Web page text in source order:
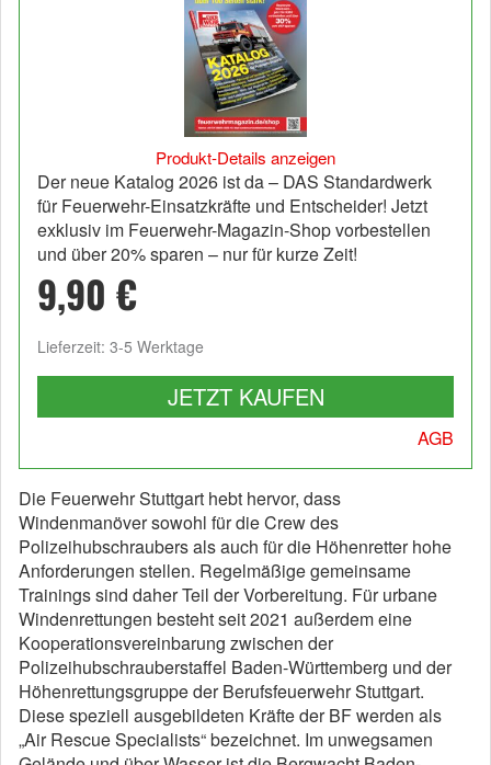
Produkt-Details anzeigen
Der neue Katalog 2026 ist da – DAS Standardwerk
für Feuerwehr-Einsatzkräfte und Entscheider! Jetzt
exklusiv im Feuerwehr-Magazin-Shop vorbestellen
und über 20% sparen – nur für kurze Zeit!
9,90 €
Lieferzeit: 3-5 Werktage
JETZT KAUFEN
AGB
Die Feuerwehr Stuttgart hebt hervor, dass
Windenmanöver sowohl für die Crew des
Polizeihubschraubers als auch für die Höhenretter hohe
Anforderungen stellen. Regelmäßige gemeinsame
Trainings sind daher Teil der Vorbereitung. Für urbane
Windenrettungen besteht seit 2021 außerdem eine
Kooperationsvereinbarung zwischen der
Polizeihubschrauberstaffel Baden-Württemberg und der
Höhenrettungsgruppe der Berufsfeuerwehr Stuttgart.
Diese speziell ausgebildeten Kräfte der BF werden als
„Air Rescue Specialists“ bezeichnet. Im unwegsamen